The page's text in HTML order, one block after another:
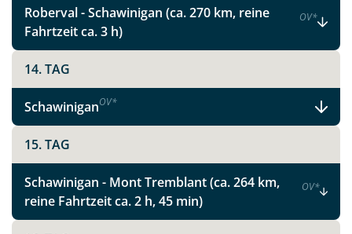
Teile diese Reise
Faszinierende Nationalparks und
pulsierende Metropolen in Ostkanada
Roberval - Schawinigan (ca. 270 km, reine
Fahrtzeit ca. 3 h)
OV*
14. TAG
SchawiniganOV*
15. TAG
Schawinigan - Mont Tremblant (ca. 264 km,
reine Fahrtzeit ca. 2 h, 45 min)
OV*